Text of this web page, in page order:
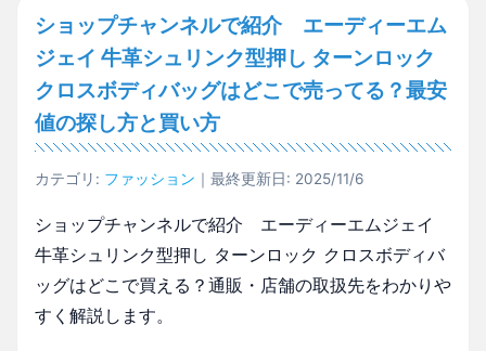
ショップチャンネルで紹介 エーディーエム
ジェイ 牛革シュリンク型押し ターンロック
クロスボディバッグはどこで売ってる？最安
値の探し方と買い方
カテゴリ: ファッション ｜最終更新日: 2025/11/6
ショップチャンネルで紹介 エーディーエムジェイ
牛革シュリンク型押し ターンロック クロスボディバ
ッグはどこで買える？通販・店舗の取扱先をわかりや
すく解説します。